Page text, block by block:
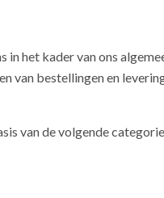
in het kader van ons
van bestellingen en
van de volgende